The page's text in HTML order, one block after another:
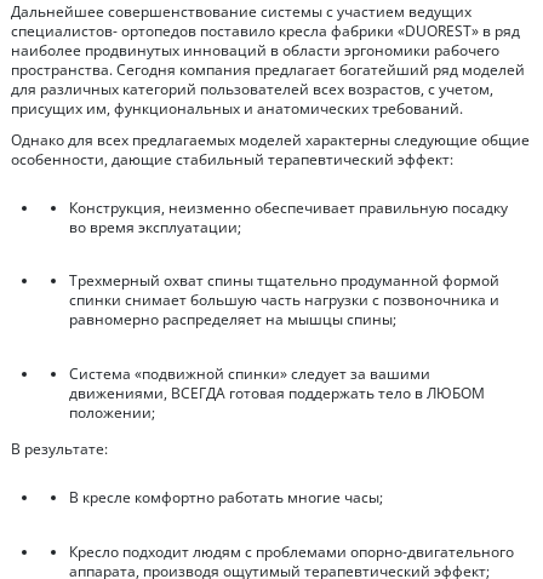
Дальнейшее совершенствование системы с участием ведущих
специалистов- ортопедов поставило кресла фабрики «DUOREST» в ряд
наиболее продвинутых инноваций в области эргономики рабочего
пространства. Сегодня компания предлагает богатейший ряд моделей
для различных категорий пользователей всех возрастов, с учетом,
присущих им, функциональных и анатомических требований.
Однако для всех предлагаемых моделей характерны следующие общие
особенности, дающие стабильный терапевтический эффект:
Конструкция, неизменно обеспечивает правильную посадку
во время эксплуатации;
Трехмерный охват спины тщательно продуманной формой
спинки снимает большую часть нагрузки с позвоночника и
равномерно распределяет на мышцы спины;
Система «подвижной спинки» следует за вашими
движениями, ВСЕГДА готовая поддержать тело в ЛЮБОМ
положении;
В результате:
В кресле комфортно работать многие часы;
Кресло подходит людям с проблемами опорно-двигательного
аппарата, производя ощутимый терапевтический эффект;